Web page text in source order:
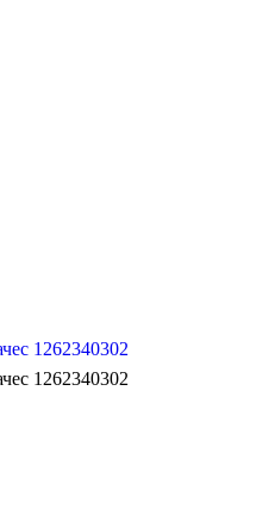
1262340302
1262340302